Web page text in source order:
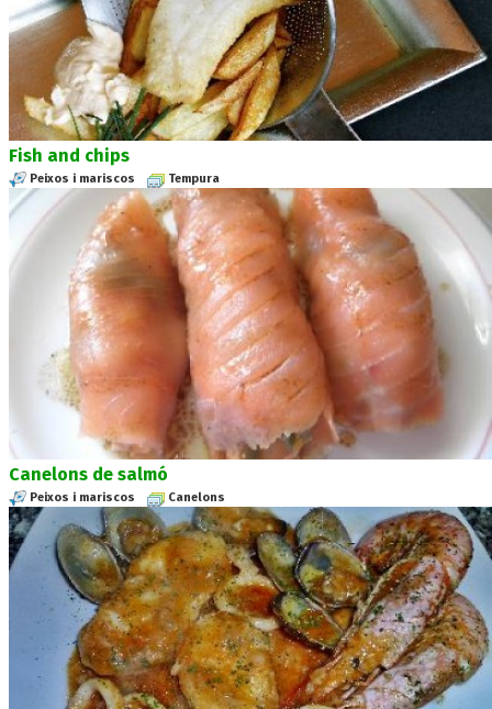
Fish and chips
Peixos i mariscos Tempura
Canelons de salmó
Peixos i mariscos Canelons